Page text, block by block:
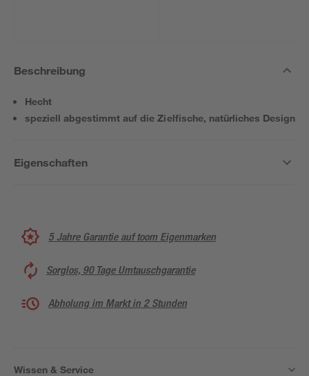
Beschreibung
Hecht
speziell abgestimmt auf die Zielfische, natürliches Design
Eigenschaften
5 Jahre Garantie auf toom Eigenmarken
Sorglos, 90 Tage Umtauschgarantie
Abholung im Markt in 2 Stunden
Wissen & Service